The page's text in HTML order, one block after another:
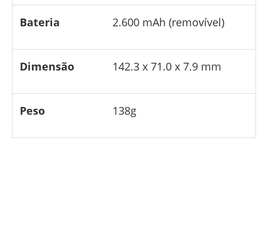
Bateria 2.600 mAh (removível)
Dimensão 142.3 x 71.0 x 7.9 mm
Peso 138g